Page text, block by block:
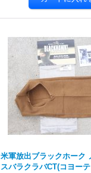
米軍放出ブラックホーク
スバラクラバCT(コヨー